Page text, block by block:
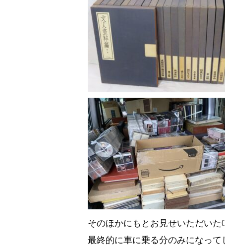
そのほかにもとお見せいただいた
最終的に車に乗る分のみになっ